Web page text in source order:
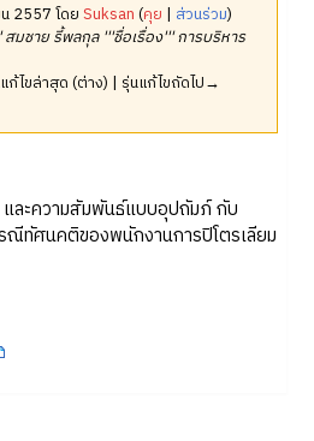
2557 โดยSuksan (คุย | ส่วนร่วม)
มชาย รี้พลกุล '''ชื่อเรื่อง''' การบริหาร
ไขล่าสุด (ต่าง) | รุ่นแก้ไขถัดไป→
ละความสัมพันธ์แบบอุปถัมภ์ กับ
ณีทัศนคติของพนักงานการปิโตรเลียม